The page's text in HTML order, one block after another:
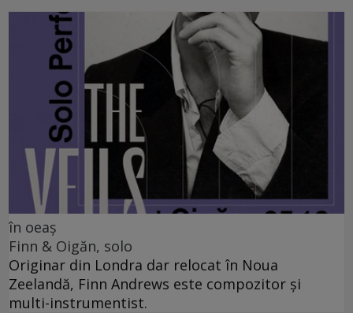
în oeaș
Finn & Oigăn, solo
Originar din Londra dar relocat în Noua
Zeelandă, Finn Andrews este compozitor și
multi-instrumentist.